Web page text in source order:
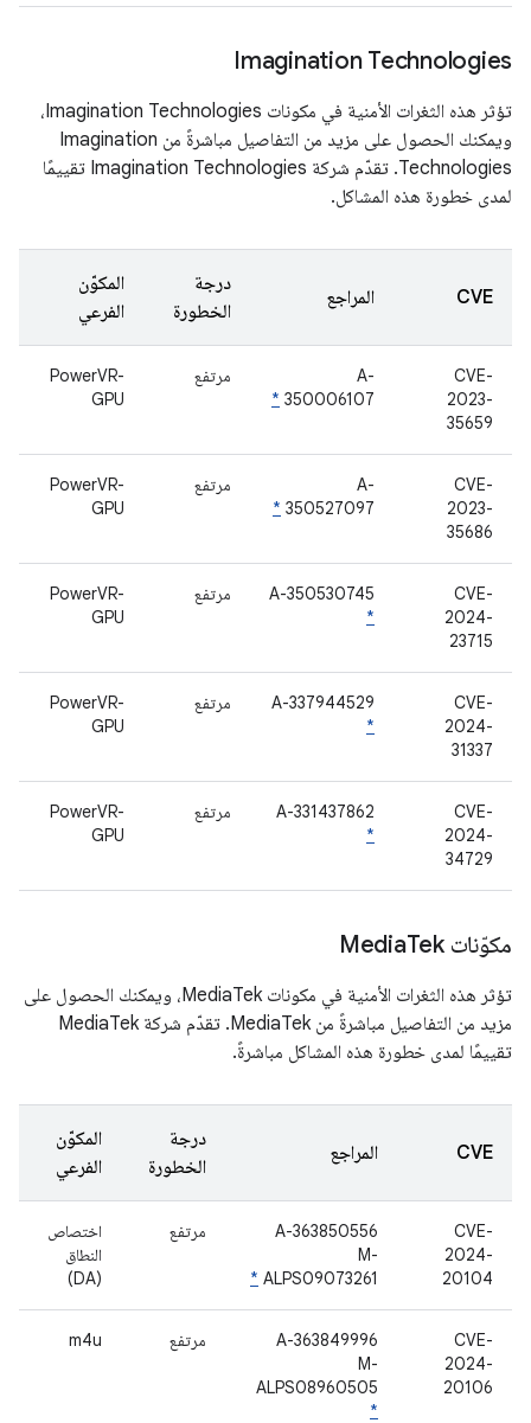
Imagination Technologies
تؤثر هذه الثغرات الأمنية في مكونات Imagination Technologies،
ويمكنك الحصول على مزيد من التفاصيل مباشرةً من Imagination
Technologies. تقدّم شركة Imagination Technologies تقييمًا
لمدى خطورة هذه المشاكل.
CVE المراجع
درجة
الخطورة
المكوّن
الفرعي
CVE-
2023-
35659
A-
350006107
*
مرتفع
PowerVR-
GPU
CVE-
2023-
35686
A-
350527097
*
مرتفع
PowerVR-
GPU
CVE-
2024-
23715
A-350530745
*
مرتفع
PowerVR-
GPU
CVE-
2024-
31337
A-337944529
*
مرتفع
PowerVR-
GPU
CVE-
2024-
34729
A-331437862
*
مرتفع
PowerVR-
GPU
مكوّنات MediaTek
تؤثر هذه الثغرات الأمنية في مكونات MediaTek، ويمكنك الحصول على
مزيد من التفاصيل مباشرةً من MediaTek. تقدّم شركة MediaTek
تقييمًا لمدى خطورة هذه المشاكل مباشرةً.
CVE المراجع
درجة
الخطورة
المكوّن
الفرعي
CVE-
2024-
20104
A-363850556
M-
ALPS09073261
*
مرتفع
اختصاص
النطاق
(DA)
CVE-
2024-
20106
A-363849996
M-
ALPS08960505
*
مرتفع m4u